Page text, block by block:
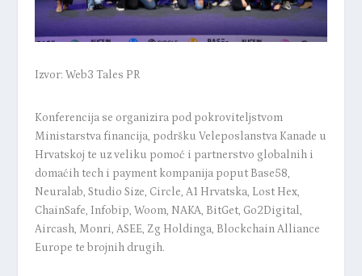
Izvor: Web3 Tales PR
Konferencija se organizira pod pokroviteljstvom
Ministarstva financija, podršku Veleposlanstva Kanade u
Hrvatskoj te uz veliku pomoć i partnerstvo globalnih i
domaćih tech i payment kompanija poput Base58,
Neuralab, Studio Size, Circle, A1 Hrvatska, Lost Hex,
ChainSafe, Infobip, Woom, NAKA, BitGet, Go2Digital,
Aircash, Monri, ASEE, Zg Holdinga, Blockchain Alliance
Europe te brojnih drugih.